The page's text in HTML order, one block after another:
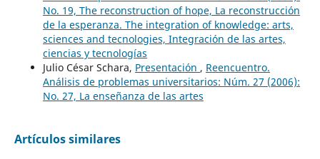
No. 19, The reconstruction of hope, La reconstrucción
de la esperanza. The integration of knowledge: arts,
sciences and tecnologies, Integración de las artes,
ciencias y tecnologías
Julio César Schara, Presentación , Reencuentro.
Análisis de problemas universitarios: Núm. 27 (2006):
No. 27, La enseñanza de las artes
Artículos similares